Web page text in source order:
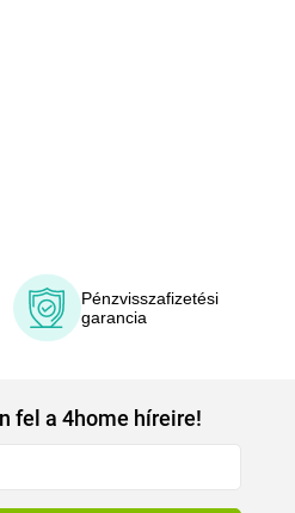
Pénzvisszafizetési
garancia
fel a 4home híreire!